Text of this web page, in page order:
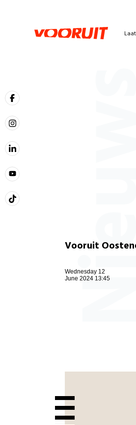
Vooruit
Wednesday 12
June 2024 13:45